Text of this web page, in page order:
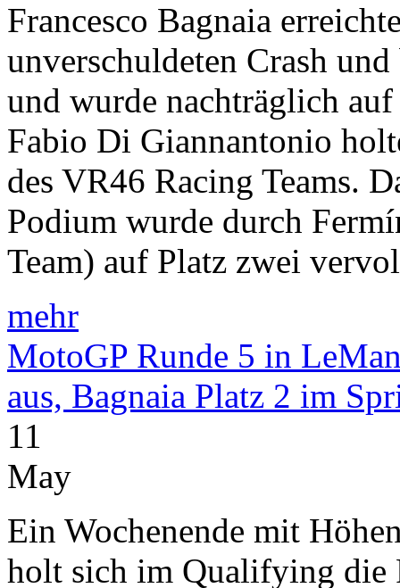
Francesco Bagnaia
unverschuldeten Crash
und wurde nachträglich
Fabio Di Giannantonio
des VR46 Racing Teams.
Podium wurde durch
Team) auf Platz zwei
mehr
MotoGP Runde 5 in
aus, Bagnaia Platz 2 im
11
May
Ein Wochenende mit
holt sich im Qualifying die